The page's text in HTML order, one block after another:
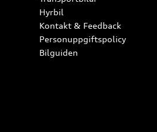
Hyrbil
Kontakt & Feedback
Personuppgiftspolicy
Bilguiden